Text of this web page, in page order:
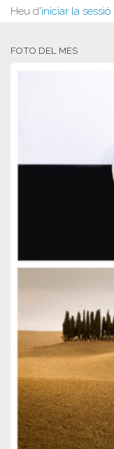
Heu d'iniciar la sessió
FOTO DEL MES